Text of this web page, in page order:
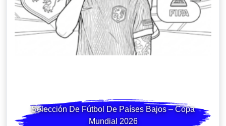
Selección De Fútbol De Países Bajos – Copa
Mundial 2026